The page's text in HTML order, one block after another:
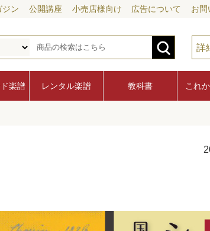
ジン 公開講座 小売店様向け 広告について お問
詳
楽譜 レンタル楽譜 教科書 これ